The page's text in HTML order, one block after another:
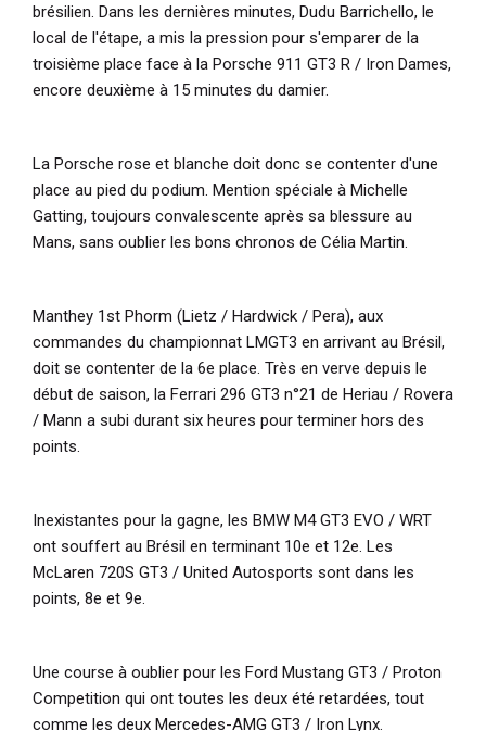
brésilien. Dans les dernières minutes, Dudu Barrichello, le
local de l'étape, a mis la pression pour s'emparer de la
troisième place face à la Porsche 911 GT3 R / Iron Dames,
encore deuxième à 15 minutes du damier.
La Porsche rose et blanche doit donc se contenter d'une
place au pied du podium. Mention spéciale à Michelle
Gatting, toujours convalescente après sa blessure au
Mans, sans oublier les bons chronos de Célia Martin.
Manthey 1st Phorm (Lietz / Hardwick / Pera), aux
commandes du championnat LMGT3 en arrivant au Brésil,
doit se contenter de la 6e place. Très en verve depuis le
début de saison, la Ferrari 296 GT3 n°21 de Heriau / Rovera
/ Mann a subi durant six heures pour terminer hors des
points.
Inexistantes pour la gagne, les BMW M4 GT3 EVO / WRT
ont souffert au Brésil en terminant 10e et 12e. Les
McLaren 720S GT3 / United Autosports sont dans les
points, 8e et 9e.
Une course à oublier pour les Ford Mustang GT3 / Proton
Competition qui ont toutes les deux été retardées, tout
comme les deux Mercedes-AMG GT3 / Iron Lynx.